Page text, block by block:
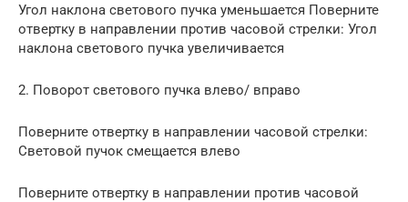
Угол наклона светового пучка уменьшается Поверните
отвертку в направлении против часовой стрелки: Угол
наклона светового пучка увеличивается
2. Поворот светового пучка влево/ вправо
Поверните отвертку в направлении часовой стрелки:
Световой пучок смещается влево
Поверните отвертку в направлении против часовой